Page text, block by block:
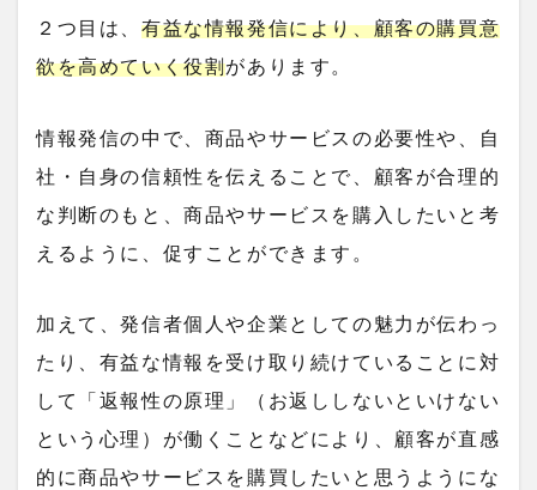
２つ目は、 有益な情報発信により、顧客の購買意
欲を高めていく役割があります。
情報発信の中で、商品やサービスの必要性や、自
社・自身の信頼性を伝えることで、顧客が合理的
な判断のもと、商品やサービスを購入したいと考
えるように、促すことができます。
加えて、発信者個人や企業としての魅力が伝わっ
たり、有益な情報を受け取り続けていることに対
して「返報性の原理」（お返ししないといけない
という心理）が働くことなどにより、顧客が直感
的に商品やサービスを購買したいと思うようにな